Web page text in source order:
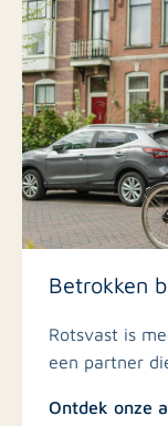
Betrokken
Rotsvast is
een partner
Ontdek onze